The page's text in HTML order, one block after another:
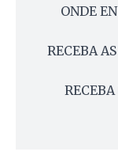
ONDE
RECEBA